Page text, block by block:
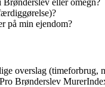
eller omegn?
på min ejendom?
overslag
Brønderslev